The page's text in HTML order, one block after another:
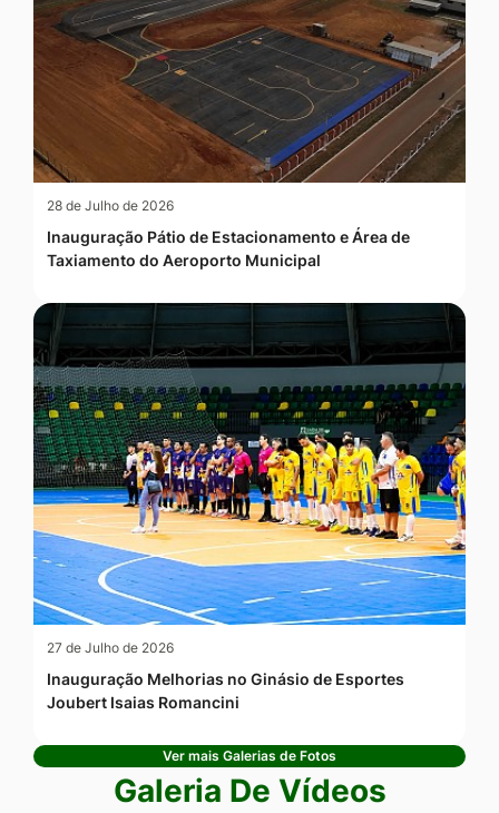
28 de Julho de 2026
Inauguração Pátio de Estacionamento e Área de
Taxiamento do Aeroporto Municipal
27 de Julho de 2026
Inauguração Melhorias no Ginásio de Esportes
Joubert Isaias Romancini
Ver mais Galerias de Fotos
Galeria De Vídeos